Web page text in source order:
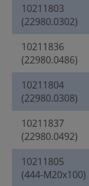
10211803
(22980.0302)
10211836
(22980.0486)
10211804
(22980.0308)
10211837
(22980.0492)
10211805
(444-M20x100)